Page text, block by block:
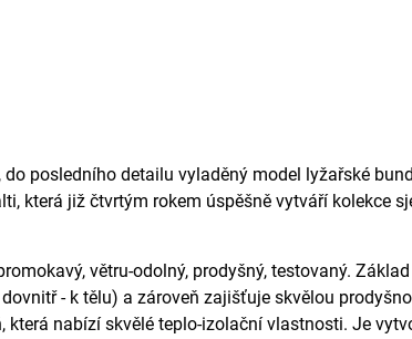
posledního detailu vyladěný model lyžařské
která již čtvrtým rokem úspěšně vytváří kolekce
větru-odolný, prodyšný, testovaný.
- k tělu) a zároveň zajišťuje skvělou
která nabízí skvělé teplo-izolační vlastnosti. Je